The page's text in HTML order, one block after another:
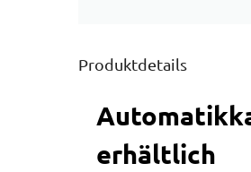
Produktdetails
erhältlich